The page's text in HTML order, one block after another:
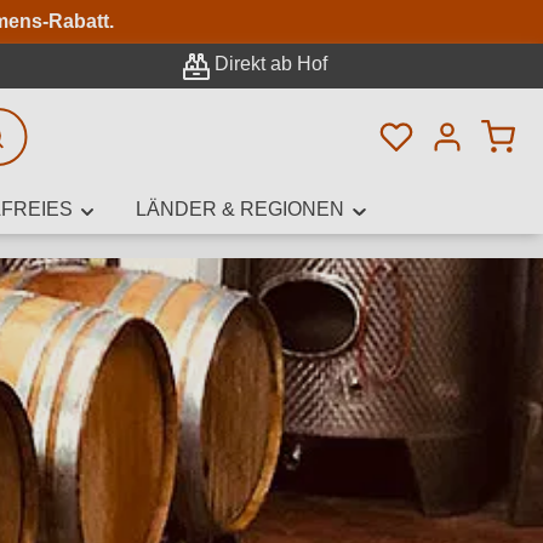
Rabatt.
Direkt ab Hof
Du hast 0
LÄNDER & REGIONEN
Suche